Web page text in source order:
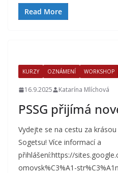
Read More
KURZY OZNÁMENÍ WORKSHOP
16.9.2025 Katarína Mlíchová
PSSG přijímá
Vydejte se na cestu za
Sogetsu! Více informací a
přihlášení:https://
omovsk%C3%A1-